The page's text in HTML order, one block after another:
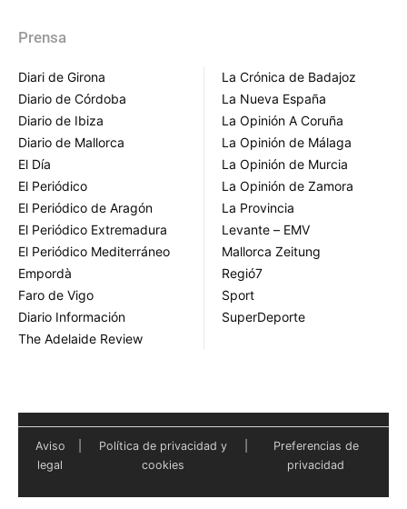
Prensa
Diari de Girona
Diario de Córdoba
Diario de Ibiza
Diario de Mallorca
El Día
El Periódico
El Periódico de Aragón
El Periódico Extremadura
El Periódico Mediterráneo
Empordà
Faro de Vigo
Diario Información
The Adelaide Review
La Crónica de Badajoz
La Nueva España
La Opinión A Coruña
La Opinión de Málaga
La Opinión de Murcia
La Opinión de Zamora
La Provincia
Levante – EMV
Mallorca Zeitung
Regió7
Sport
SuperDeporte
Aviso
legal
Política de privacidad y
cookies
Preferencias de
privacidad